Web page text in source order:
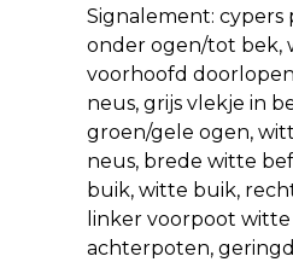
Signalement:
onder ogen/tot bek,
voorhoofd
neus, grijs vlekje in
groen/gele ogen,
neus, brede witte
buik, witte buik,
linker voorpoot
achterpoten,